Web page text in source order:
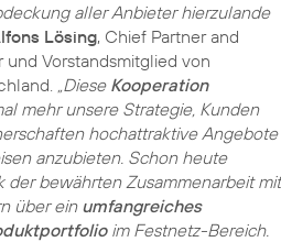
aller Anbieter hierzulande
Lösing, Chief Partner and
und Vorstandsmitglied von
„Diese Kooperation
mehr unsere Strategie, Kunden
hochattraktive Angebote
anzubieten. Schon heute
der bewährten Zusammenarbeit mit
über ein umfangreiches
im Festnetz-Bereich.